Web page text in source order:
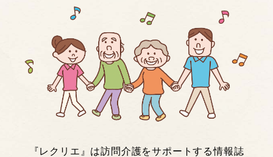
『レクリエ』は訪問介護をサポートする情報誌